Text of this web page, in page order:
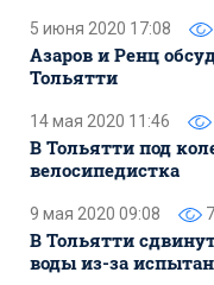
5 июня 2020 17:08
Азаров и Ренц
Тольятти
14 мая 2020 11:46
В Тольятти под
велосипедистка
9 мая 2020 09:08
В Тольятти
воды из-за